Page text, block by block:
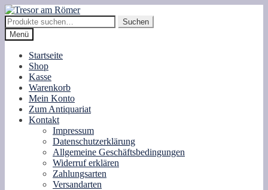
Zur
Navigation
springen
Zum
Inhalt
springen
Suche
nach:
Suchen
Menü
Startseite
Shop
Kasse
Warenkorb
Mein Konto
Zum Antiquariat
Kontakt
Impressum
Datenschutzerklärung
Allgemeine Geschäftsbedingungen
Widerruf erklären
Zahlungsarten
Versandarten